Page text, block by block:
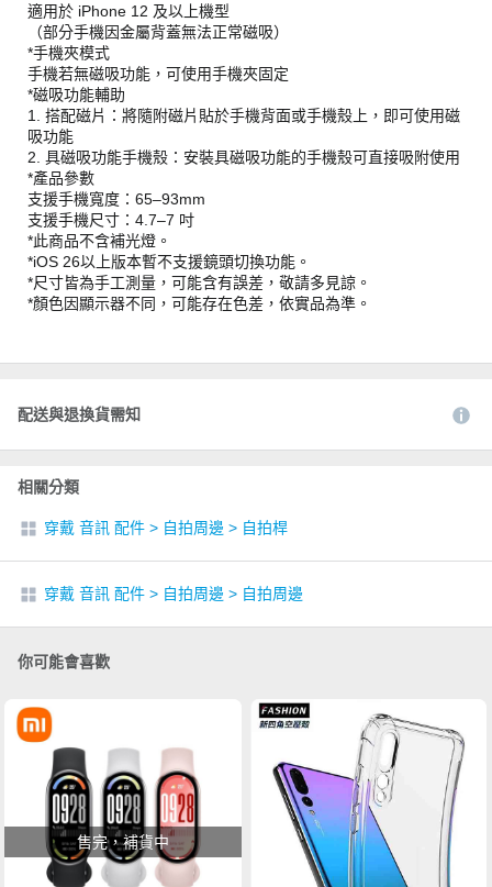
適用於 iPhone 12 及以上機型
（部分手機因金屬背蓋無法正常磁吸）
*手機夾模式
手機若無磁吸功能，可使用手機夾固定
*磁吸功能輔助
1. 搭配磁片：將隨附磁片貼於手機背面或手機殼上，即可使用磁
吸功能
2. 具磁吸功能手機殼：安裝具磁吸功能的手機殼可直接吸附使用
*產品參數
支援手機寬度：65–93mm
支援手機尺寸：4.7–7 吋
*此商品不含補光燈。
*iOS 26以上版本暫不支援鏡頭切換功能。
*尺寸皆為手工測量，可能含有誤差，敬請多見諒。
*顏色因顯示器不同，可能存在色差，依實品為準。
配送與退換貨需知
相關分類
穿戴 音訊 配件 > 自拍周邊 > 自拍桿
穿戴 音訊 配件 > 自拍周邊 > 自拍周邊
你可能會喜歡
售完，補貨中